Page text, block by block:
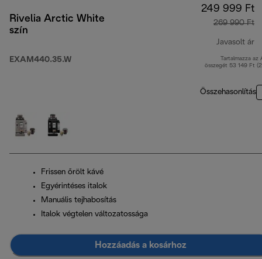
Rivelia Arctic White
szín
EXAM440.35.W
249 999 Ft
269 990 Ft
Javasolt ár
Tartalmazza az
összegét 53 149 Ft
Összehasonlítás
Frissen őrölt kávé
Egyérintéses italok
Manuális tejhabosítás
Italok végtelen változatossága
Hozzáadás a kosárhoz